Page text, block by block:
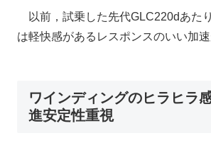
以前，試乗した先代GLC220dあた
は軽快感があるレスポンスのいい加速
ワインディングのヒラヒラ
進安定性重視